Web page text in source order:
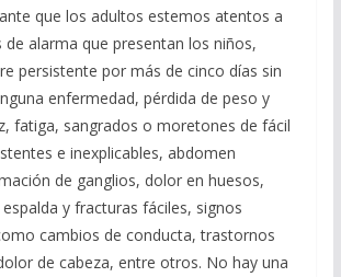
que los adultos estemos atentos a
de alarma que presentan los niños,
persistente por más de cinco días sin
enfermedad, pérdida de peso y
fatiga, sangrados o moretones de fácil
e inexplicables, abdomen
de ganglios, dolor en huesos,
y fracturas fáciles, signos
cambios de conducta, trastornos
de cabeza, entre otros. No hay una